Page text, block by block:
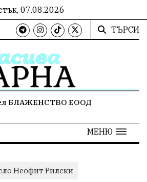
07.08.2026
ТЪРСИ
БЛАЖЕНСТВО ЕООД
МЕНЮ
Неофит Рилски